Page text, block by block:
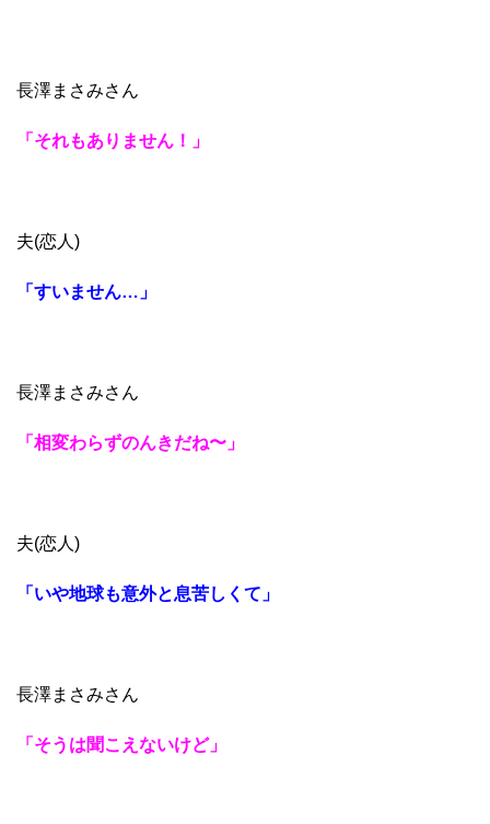
長澤まさみさん
「それもありません！」
夫(恋人)
「すいません…」
長澤まさみさん
「相変わらずのんきだね〜」
夫(恋人)
「いや地球も意外と息苦しくて」
長澤まさみさん
「そうは聞こえないけど」